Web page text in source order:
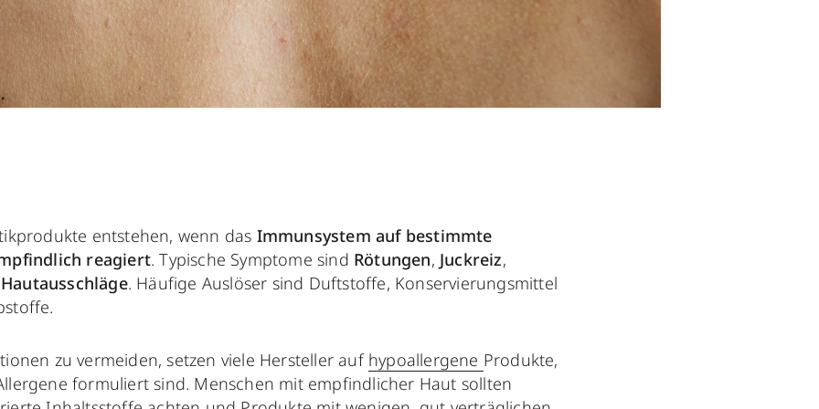
entstehen, wenn das Immunsystem auf bestimmte
reagiert. Typische Symptome sind Rötungen, Juckreiz,
Hautausschläge. Häufige Auslöser sind Duftstoffe, Konservierungsmittel
zu vermeiden, setzen viele Hersteller auf hypoallergene Produkte,
formuliert sind. Menschen mit empfindlicher Haut sollten